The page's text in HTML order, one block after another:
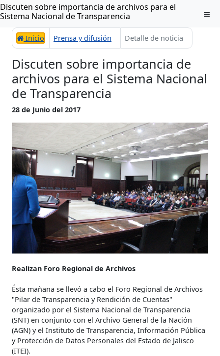
Discuten sobre importancia de archivos para el
Sistema Nacional de Transparencia
Inicio Prensa y difusión Detalle de noticia
Discuten sobre importancia de
archivos para el Sistema Nacional
de Transparencia
28 de Junio del 2017
Realizan Foro Regional de Archivos
Ésta mañana se llevó a cabo el Foro Regional de Archivos
"Pilar de Transparencia y Rendición de Cuentas"
organizado por el Sistema Nacional de Transparencia
(SNT) en conjunto con el Archivo General de la Nación
(AGN) y el Instituto de Transparencia, Información Pública
y Protección de Datos Personales del Estado de Jalisco
(ITEI).